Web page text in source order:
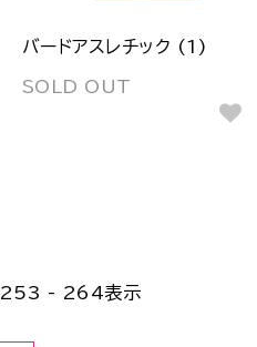
バードアスレチック (1)
SOLD OUT
253 - 264表示